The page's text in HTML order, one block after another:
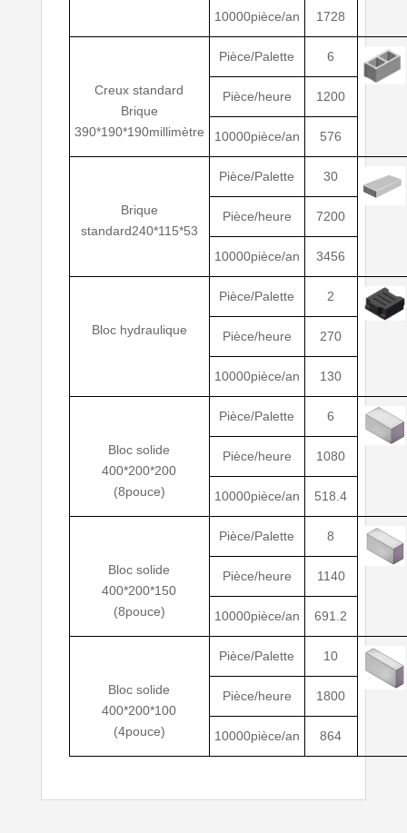
10000pièce/an 1728
Creux standard
Brique
390*190*190millimètre
Pièce/Palette 6
Pièce/heure 1200
10000pièce/an 576
Brique
standard240*115*53
Pièce/Palette 30
Pièce/heure 7200
10000pièce/an 3456
Bloc hydraulique
Pièce/Palette 2
Pièce/heure 270
10000pièce/an 130
Bloc solide
400*200*200
(8pouce)
Pièce/Palette 6
Pièce/heure 1080
10000pièce/an 518.4
Bloc solide
400*200*150
(8pouce)
Pièce/Palette 8
Pièce/heure 1140
10000pièce/an 691.2
Bloc solide
400*200*100
(4pouce)
Pièce/Palette 10
Pièce/heure 1800
10000pièce/an 864